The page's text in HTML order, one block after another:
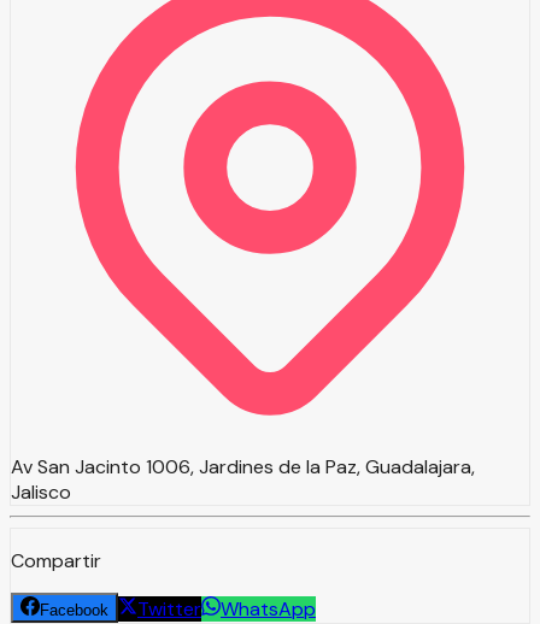
Av San Jacinto 1006, Jardines de la Paz, Guadalajara,
Jalisco
Compartir
Facebook Twitter WhatsApp